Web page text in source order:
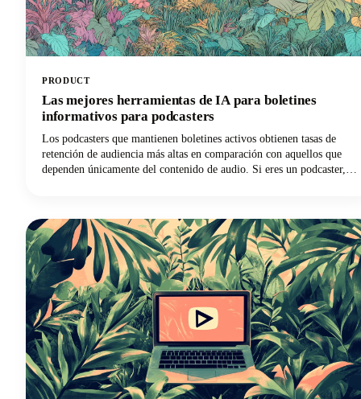
PRODUCT
Las mejores herramientas de IA para boletines
informativos para podcasters
Los podcasters que mantienen boletines activos obtienen tasas de
retención de audiencia más altas en comparación con aquellos que
dependen únicamente del contenido de audio. Si eres un podcaster,
constante en múltiples plataformas.